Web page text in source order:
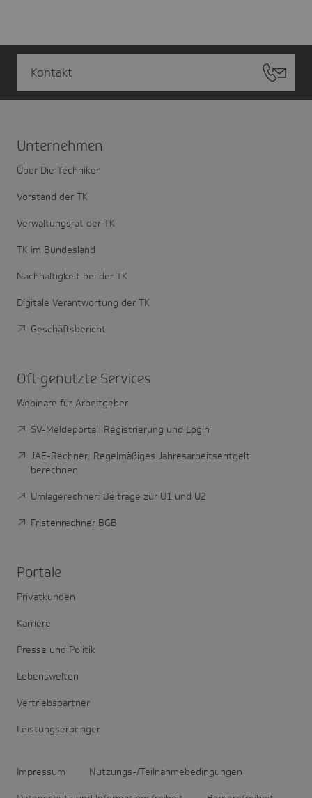
Kontakt
Unter­nehmen
Über Die Techniker
Vorstand der TK
Verwaltungsrat der TK
TK im Bundesland
Nachhaltigkeit bei der TK
Digitale Verantwortung der TK
Geschäftsbericht
Oft genutzte Services
Webinare für Arbeitgeber
SV-Meldeportal: Registrierung und Login
JAE-Rechner: Regelmäßiges Jahresarbeitsentgelt
berechnen
Umlagerechner: Beiträge zur U1 und U2
Fristenrechner BGB
Portale
Privatkunden
Karriere
Presse und Politik
Lebenswelten
Vertriebspartner
Leistungserbringer
Impressum Nutzungs-/Teilnahmebedingungen